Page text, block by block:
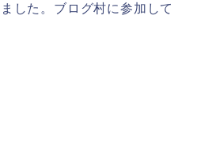
した。ブログ村に参加して